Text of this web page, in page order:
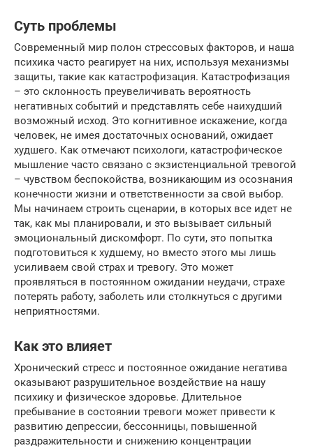
Суть проблемы
Современный мир полон стрессовых факторов, и наша
психика часто реагирует на них, используя механизмы
защиты, такие как катастрофизация. Катастрофизация
– это склонность преувеличивать вероятность
негативных событий и представлять себе наихудший
возможный исход. Это когнитивное искажение, когда
человек, не имея достаточных оснований, ожидает
худшего. Как отмечают психологи, катастрофическое
мышление часто связано с экзистенциальной тревогой
– чувством беспокойства, возникающим из осознания
конечности жизни и ответственности за свой выбор.
Мы начинаем строить сценарии, в которых все идет не
так, как мы планировали, и это вызывает сильный
эмоциональный дискомфорт. По сути, это попытка
подготовиться к худшему, но вместо этого мы лишь
усиливаем свой страх и тревогу. Это может
проявляться в постоянном ожидании неудачи, страхе
потерять работу, заболеть или столкнуться с другими
неприятностями.
Как это влияет
Хронический стресс и постоянное ожидание негатива
оказывают разрушительное воздействие на нашу
психику и физическое здоровье. Длительное
пребывание в состоянии тревоги может привести к
развитию депрессии, бессонницы, повышенной
раздражительности и снижению концентрации